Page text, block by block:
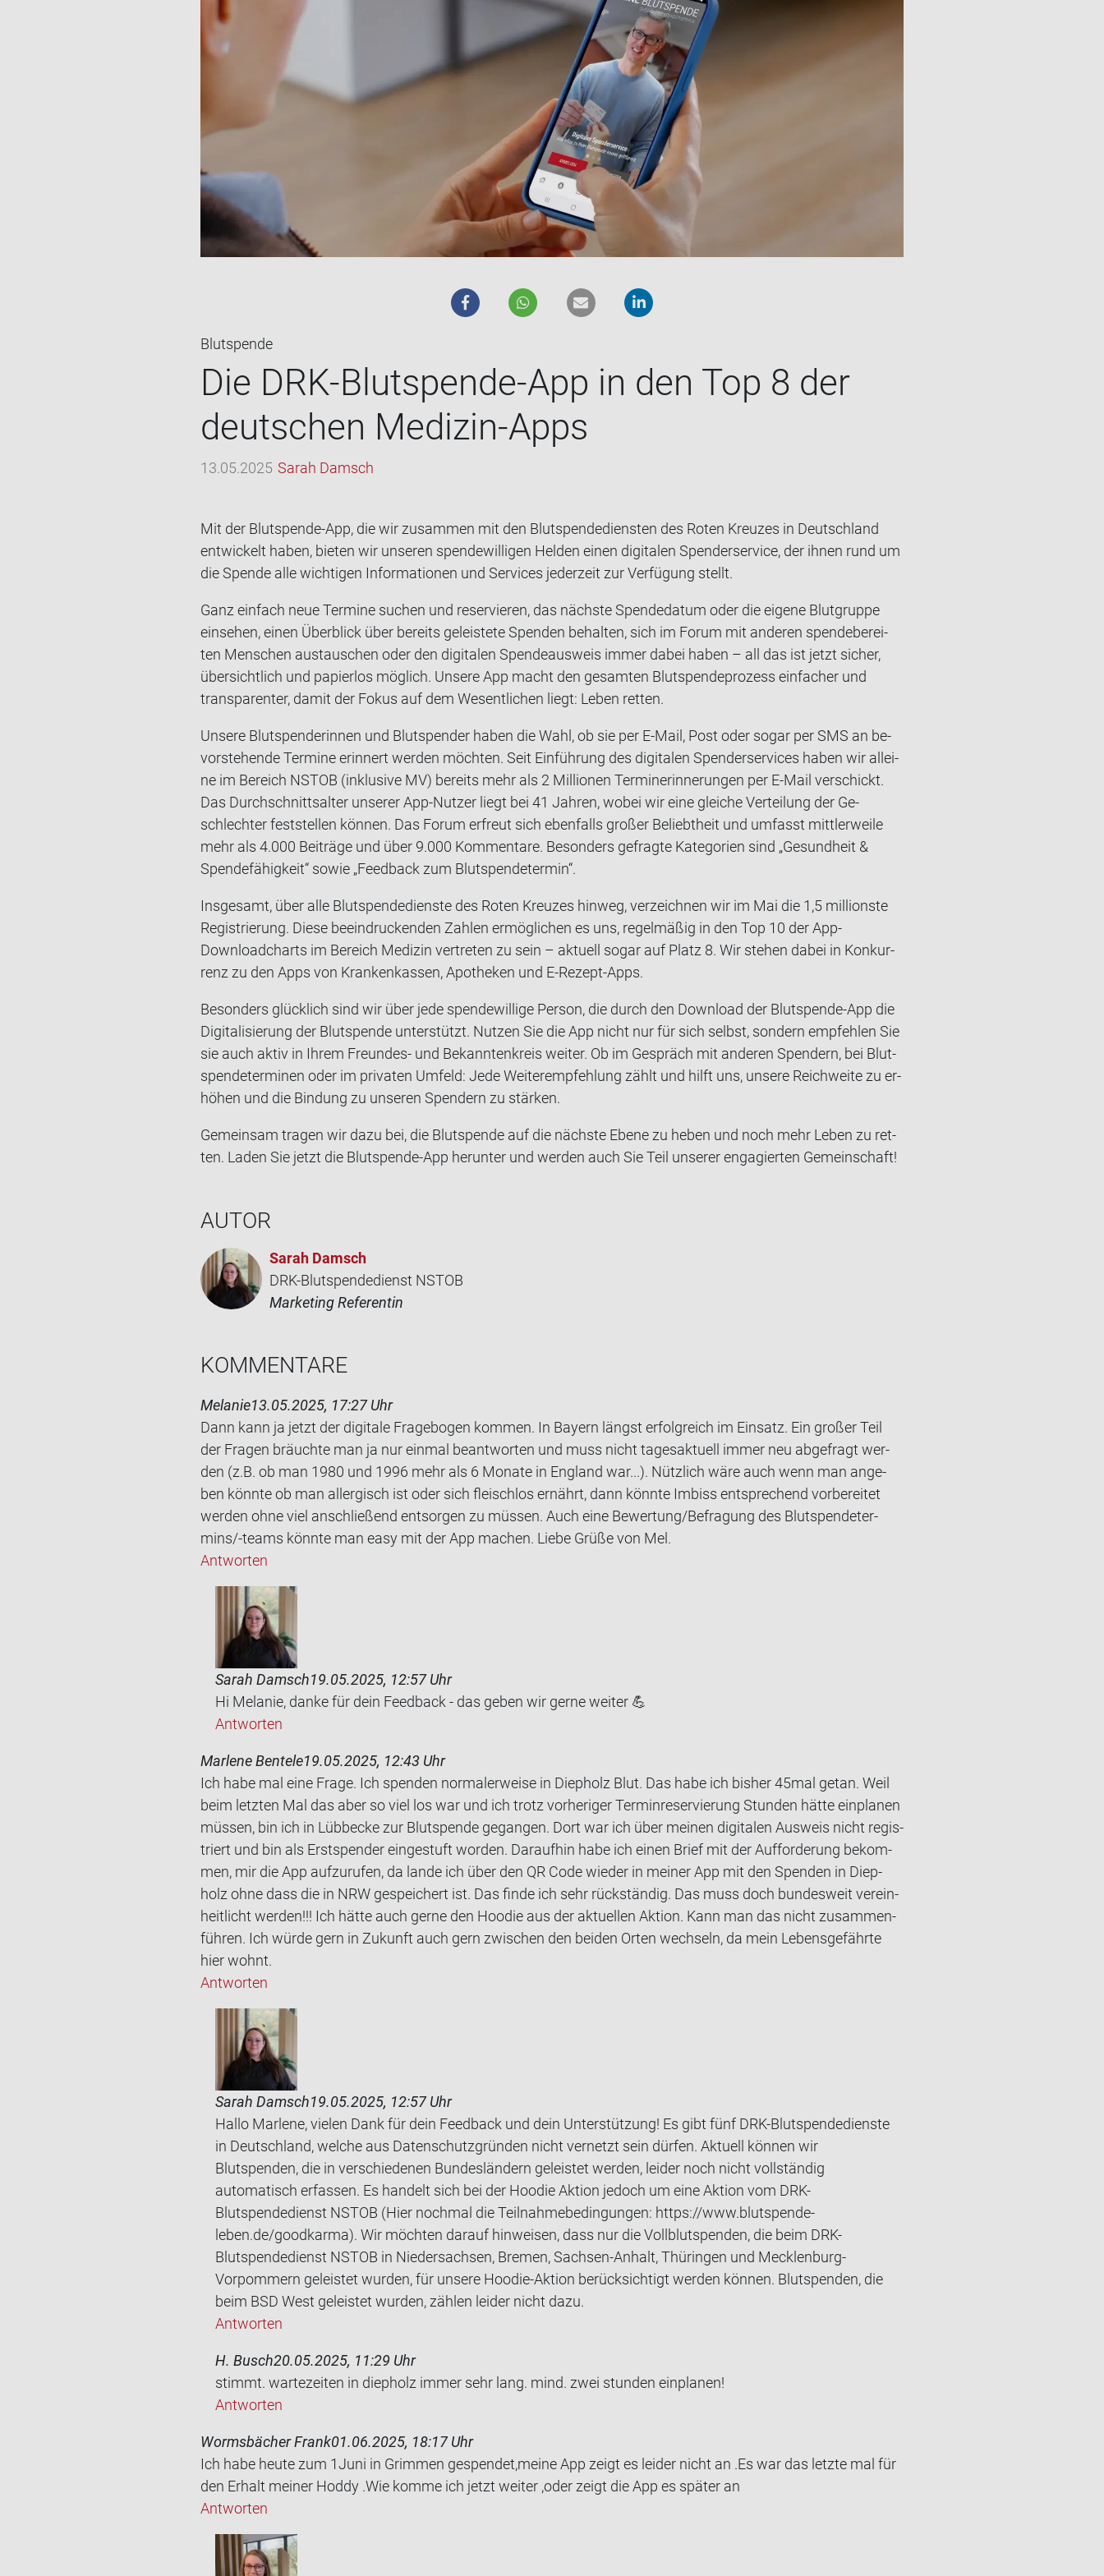
Blutspende
Die DRK-​Blutspende-App in den Top 8 der
deut­schen Medizin-​Apps
13.05.2025 Sarah Damsch
Mit der Blutspende-​App, die wir zu­sam­men mit den Blut­spen­de­diens­ten des Roten Kreu­zes in Deutsch­land
ent­wi­ckelt haben, bie­ten wir un­se­ren spen­de­wil­li­gen Hel­den einen di­gi­ta­len Spen­der­ser­vice, der ihnen rund um
die Spen­de alle wich­ti­gen In­for­ma­tio­nen und Ser­vices je­der­zeit zur Ver­fü­gung stellt.
Ganz ein­fach neue Ter­mi­ne su­chen und re­ser­vie­ren, das nächs­te Spen­de­da­tum oder die ei­ge­ne Blut­grup­pe
ein­se­hen, einen Über­blick über be­reits ge­leis­te­te Spen­den be­hal­ten, sich im Forum mit an­de­ren spen­de­be­rei­
ten Men­schen aus­tau­schen oder den di­gi­ta­len Spen­de­aus­weis immer dabei haben – all das ist jetzt si­cher,
über­sicht­lich und pa­pier­los mög­lich. Un­se­re App macht den ge­sam­ten Blut­spen­de­pro­zess ein­fa­cher und
trans­pa­ren­ter, damit der Fokus auf dem We­sent­li­chen liegt: Leben ret­ten.
Un­se­re Blut­spen­de­rin­nen und Blut­spen­der haben die Wahl, ob sie per E-​Mail, Post oder sogar per SMS an be­
vor­ste­hen­de Ter­mi­ne er­in­nert wer­den möch­ten. Seit Ein­füh­rung des di­gi­ta­len Spen­der­ser­vices haben wir al­lei­
ne im Be­reich NSTOB (in­klu­si­ve MV) be­reits mehr als 2 Mil­lio­nen Ter­min­er­in­ne­run­gen per E-​Mail ver­schickt.
Das Durch­schnitts­al­ter un­se­rer App-​Nutzer liegt bei 41 Jah­ren, wobei wir eine glei­che Ver­tei­lung der Ge­
schlech­ter fest­stel­len kön­nen. Das Forum er­freut sich eben­falls gro­ßer Be­liebt­heit und um­fasst mitt­ler­wei­le
mehr als 4.000 Bei­trä­ge und über 9.000 Kom­men­ta­re. Be­son­ders ge­frag­te Ka­te­go­rien sind „Ge­sund­heit &
Spen­de­fä­hig­keit“ sowie „Feed­back zum Blut­spen­de­ter­min“.
Ins­ge­samt, über alle Blut­spen­de­diens­te des Roten Kreu­zes hin­weg, ver­zeich­nen wir im Mai die 1,5 mil­li­ons­te
Re­gis­trie­rung. Diese be­ein­dru­cken­den Zah­len er­mög­li­chen es uns, re­gel­mä­ßig in den Top 10 der App-​
Downloadcharts im Be­reich Me­di­zin ver­tre­ten zu sein – ak­tu­ell sogar auf Platz 8. Wir ste­hen dabei in Kon­kur­
renz zu den Apps von Kran­ken­kas­sen, Apo­the­ken und E-​Rezept-Apps.
Be­son­ders glück­lich sind wir über jede spen­de­wil­li­ge Per­son, die durch den Down­load der Blutspende-​App die
Di­gi­ta­li­sie­rung der Blut­spen­de un­ter­stützt. Nut­zen Sie die App nicht nur für sich selbst, son­dern emp­feh­len Sie
sie auch aktiv in Ihrem Freundes-​ und Be­kann­ten­kreis wei­ter. Ob im Ge­spräch mit an­de­ren Spen­dern, bei Blut­
spen­de­ter­mi­nen oder im pri­va­ten Um­feld: Jede Wei­ter­emp­feh­lung zählt und hilft uns, un­se­re Reich­wei­te zu er­
hö­hen und die Bin­dung zu un­se­ren Spen­dern zu stär­ken.
Ge­mein­sam tra­gen wir dazu bei, die Blut­spen­de auf die nächs­te Ebene zu heben und noch mehr Leben zu ret­
ten. Laden Sie jetzt die Blutspende-​App her­un­ter und wer­den auch Sie Teil un­se­rer en­ga­gier­ten Ge­mein­schaft!
AUTOR
Sarah Damsch
DRK-Blutspendedienst NSTOB
Marketing Referentin
KOM­MEN­TA­RE
Melanie13.05.2025, 17:27 Uhr
Dann kann ja jetzt der di­gi­ta­le Fra­ge­bo­gen kom­men. In Bay­ern längst er­folg­reich im Ein­satz. Ein gro­ßer Teil
der Fra­gen bräuch­te man ja nur ein­mal be­ant­wor­ten und muss nicht ta­ges­ak­tu­ell immer neu ab­ge­fragt wer­
den (z.B. ob man 1980 und 1996 mehr als 6 Mo­na­te in Eng­land war...). Nütz­lich wäre auch wenn man an­ge­
ben könn­te ob man all­er­gisch ist oder sich fleisch­los er­nährt, dann könn­te Im­biss ent­spre­chend vor­be­rei­tet
wer­den ohne viel an­schlie­ßend ent­sor­gen zu müs­sen. Auch eine Be­wer­tung/Be­fra­gung des Blut­spen­de­ter­
mins/-​teams könn­te man easy mit der App ma­chen. Liebe Grüße von Mel.
Antworten
Sarah Damsch19.05.2025, 12:57 Uhr
Hi Melanie, danke für dein Feedback - das geben wir gerne weiter 💪
Antworten
Marlene Bentele19.05.2025, 12:43 Uhr
Ich habe mal eine Frage. Ich spen­den nor­ma­ler­wei­se in Diep­holz Blut. Das habe ich bis­her 45mal getan. Weil
beim letz­ten Mal das aber so viel los war und ich trotz vor­he­ri­ger Ter­min­re­ser­vie­rung Stun­den hätte ein­pla­nen
müs­sen, bin ich in Lüb­be­cke zur Blut­spen­de ge­gan­gen. Dort war ich über mei­nen di­gi­ta­len Aus­weis nicht re­gis­
triert und bin als Erst­spen­der ein­ge­stuft wor­den. Dar­auf­hin habe ich einen Brief mit der Auf­for­de­rung be­kom­
men, mir die App auf­zu­ru­fen, da lande ich über den QR Code wie­der in mei­ner App mit den Spen­den in Diep­
holz ohne dass die in NRW ge­spei­chert ist. Das finde ich sehr rück­stän­dig. Das muss doch bun­des­weit ver­ein­
heit­licht wer­den!!! Ich hätte auch gerne den Hoo­die aus der ak­tu­el­len Ak­ti­on. Kann man das nicht zu­sam­men­
füh­ren. Ich würde gern in Zu­kunft auch gern zwi­schen den bei­den Orten wech­seln, da mein Le­bens­ge­fähr­te
hier wohnt.
Antworten
Sarah Damsch19.05.2025, 12:57 Uhr
Hallo Marlene, vielen Dank für dein Feedback und dein Unterstützung! Es gibt fünf DRK-Blutspendedienste
in Deutschland, welche aus Datenschutzgründen nicht vernetzt sein dürfen. Aktuell können wir
Blutspenden, die in verschiedenen Bundesländern geleistet werden, leider noch nicht vollständig
automatisch erfassen. Es handelt sich bei der Hoodie Aktion jedoch um eine Aktion vom DRK-
Blutspendedienst NSTOB (Hier nochmal die Teilnahmebedingungen: https://www.blutspende-
leben.de/goodkarma). Wir möchten darauf hinweisen, dass nur die Vollblutspenden, die beim DRK-
Blutspendedienst NSTOB in Niedersachsen, Bremen, Sachsen-Anhalt, Thüringen und Mecklenburg-
Vorpommern geleistet wurden, für unsere Hoodie-Aktion berücksichtigt werden können. Blutspenden, die
beim BSD West geleistet wurden, zählen leider nicht dazu.
Antworten
H. Busch20.05.2025, 11:29 Uhr
stimmt. war­te­zei­ten in diep­holz immer sehr lang. mind. zwei stun­den ein­pla­nen!
Antworten
Wormsbächer Frank01.06.2025, 18:17 Uhr
Ich habe heute zum 1Juni in Grim­men ge­spen­det,meine App zeigt es lei­der nicht an .Es war das letz­te mal für
den Er­halt mei­ner Hoddy .Wie komme ich jetzt wei­ter ,oder zeigt die App es spä­ter an
Antworten